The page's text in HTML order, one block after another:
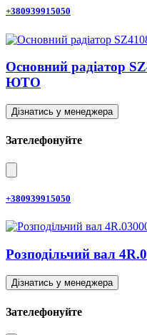
+380939915050
Основний радіатор
ЮТО
Дізнатись у менеджера
Зателефонуйте
+380939915050
Розподільчий вал
Дізнатись у менеджера
Зателефонуйте